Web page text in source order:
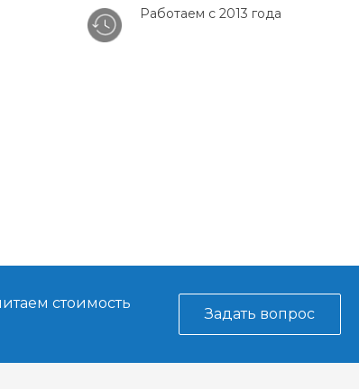
Работаем с 2013 года
стоимость
Задать вопрос